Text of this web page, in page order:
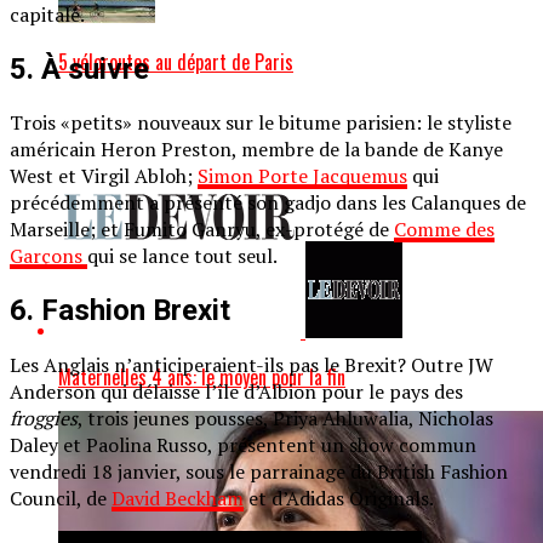
capitale.
5. À suivre
Trois «petits» nouveaux sur le bitume parisien: le styliste
américain Heron Preston, membre de la bande de Kanye
West et Virgil Abloh; Simon Porte Jacquemus qui
précédemment a présenté son gadjo dans les Calanques de
Marseille; et Fumito Ganryu, ex-protégé de Comme des
Garçons qui se lance tout seul.
6. Fashion Brexit
Les Anglais n’anticiperaient-ils pas le Brexit? Outre JW
Anderson qui délaisse l’île d’Albion pour le pays des
froggies, trois jeunes pousses, Priya Ahluwalia, Nicholas
Daley et Paolina Russo, présentent un show commun
vendredi 18 janvier, sous le parrainage du British Fashion
Council, deDavid Beckhamet d’Adidas Originals.
5 véloroutes au départ de Paris
Maternelles 4 ans: le moyen pour la fin